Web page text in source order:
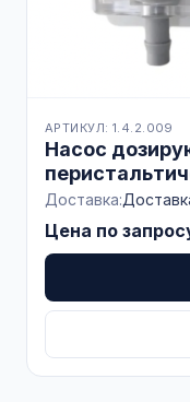
АРТИКУЛ: 1.4.2.009
Насос
Доставка:
Цена по